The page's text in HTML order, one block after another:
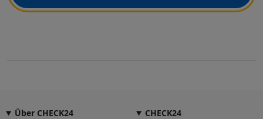
Über CHECK24
CHECK24